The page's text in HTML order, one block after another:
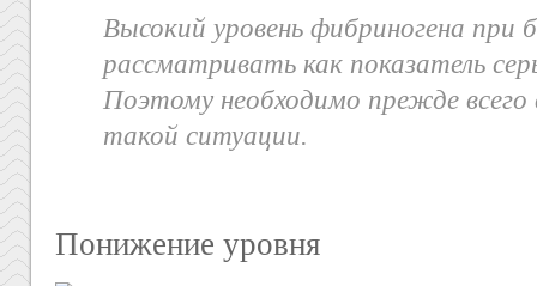
Высокий уровень фибриногена при
рассматривать как показатель
Поэтому необходимо прежде всего
такой ситуации.
Понижение уровня